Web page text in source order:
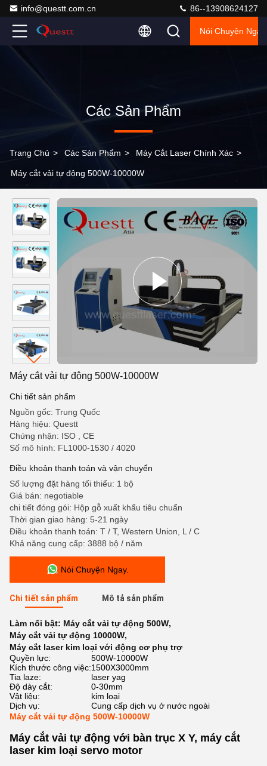
info@questt.com.cn 86--13908624127
Nói Chuyện Ngay.
Các Sản Phẩm
Trang Chủ > Các Sản Phẩm > Máy Cắt Laser Chính Xác >
Máy cắt vải tự động 500W-10000W
Máy cắt vải tự động 500W-10000W
Chi tiết sản phẩm
Nguồn gốc: Trung Quốc
Hàng hiệu: Questt
Chứng nhận: ISO , CE
Số mô hình: FL1000-1530 / 4020
Điều khoản thanh toán và vận chuyển
Số lượng đặt hàng tối thiểu: 1 bộ
Giá bán: negotiable
chi tiết đóng gói: Hộp gỗ xuất khẩu tiêu chuẩn
Thời gian giao hàng: 5-21 ngày
Điều khoản thanh toán: T / T, Western Union, L / C
Khả năng cung cấp: 3888 bộ / năm
Nói Chuyện Ngay.
Chi tiết sản phẩm Mô tả sản phẩm
Làm nổi bật: Máy cắt vải tự động 500W,
Máy cắt vải tự động 10000W,
Máy cắt laser kim loại với động cơ phụ trợ
Quyền lực:
500W-10000W
Kích thước công việc:1500X3000mm
Tia laze:
laser yag
Độ dày cắt:
0-30mm
Vật liệu:
kim loại
Dịch vụ:
Cung cấp dịch vụ ở nước ngoài
Máy cắt vải tự động 500W-10000W
Máy cắt vải tự động với bàn trục X Y, máy cắt
laser kim loại servo motor